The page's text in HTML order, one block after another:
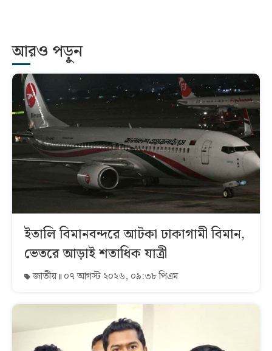
আরও পড়ুন
ইতালি বিমানবন্দরে আটকা ঢাকাগামী বিমান,
ভেতরে আড়াই শতাধিক যাত্রী
জাতীয় ০৭ আগস্ট ২০২৬, ০৯:৩৮ পিএম